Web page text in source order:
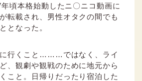
頃本格始動したニ〇ニコ動画に
転載され、男性オタクの間でも
となった。
に行くこと………ではなく、ライ
、観劇や観戦のために地元から
こと。日帰りだったり宿泊した
会員登録
キャンセル